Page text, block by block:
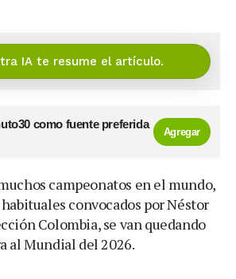
IA te resume el artículo.
como fuente preferida
Agregar
campeonatos en el mundo,
convocados por Néstor
Colombia, se van quedando
al Mundial del 2026.